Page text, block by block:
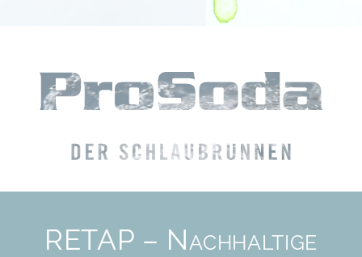
RETAP – Nachhaltige